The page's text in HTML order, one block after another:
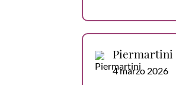
Piermartini
4 marzo 2026